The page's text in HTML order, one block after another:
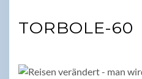
TORBOLE-60